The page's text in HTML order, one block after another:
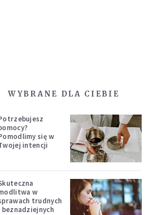
WYBRANE DLA CIEBIE
się w
intencji
w
trudnych
beznadziejnych